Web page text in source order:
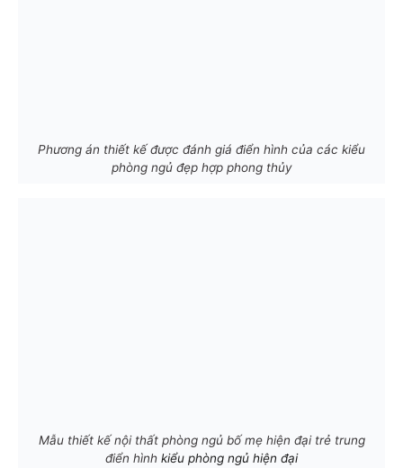
Phương án thiết kế được đánh giá điển hình của các kiểu
phòng ngủ đẹp hợp phong thủy
Mẫu thiết kế nội thất phòng ngủ bố mẹ hiện đại trẻ trung
điển hình kiểu phòng ngủ hiện đại